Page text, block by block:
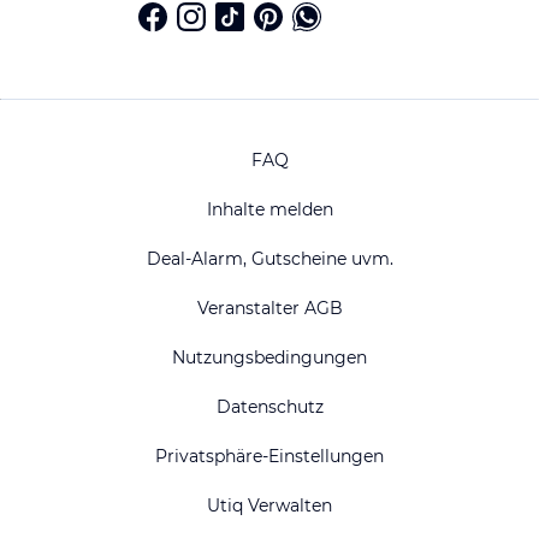
FAQ
Inhalte melden
Deal-Alarm, Gutscheine uvm.
Veranstalter AGB
Nutzungsbedingungen
Datenschutz
Privatsphäre-Einstellungen
Utiq Verwalten